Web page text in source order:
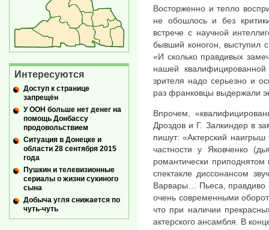
Восторженно и тепло
не обошлось и без
встрече с научной
бывший коногон, выступил
«И сколько правдивых
нашей
зрителя надо серьезно и
раз франковцы выдержали
Впрочем,
Дроздов и Г. Залкиндер в
пишут: «Актерский наигрыш
частности у Яковченко
романтически
спектакле диссонансом
Варвары… Пьеса, правдиво
очень современными
что при наличии
актерского ансамбля. В
Интересуются
Доступ к странице
запрещён
У ООН больше нет денег на
помощь Донбассу
продовольствием
Ситуация в Донецке и
области 28 сентября 2015
года
Пушкин и телевизионные
сериалы о жизни сукиного
сына
Добыча угля снижается по
чуть-чуть